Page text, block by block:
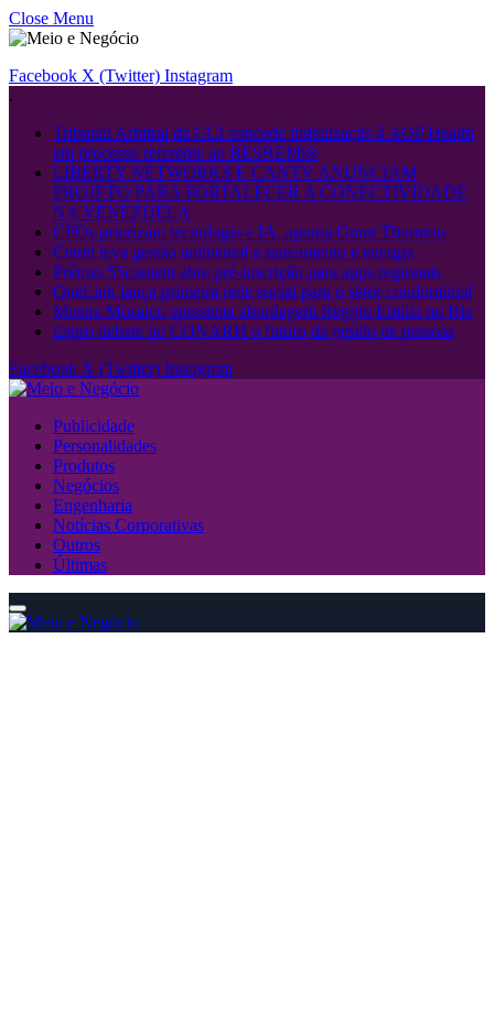
Close Menu
Facebook X (Twitter) Instagram
.
Tribunal Arbitral da CCI concede indenização à AOP Health
em processo referente ao BESREMi®
LIBERTY NETWORKS E CANTV ANUNCIAM
PROJETO PARA FORTALECER A CONECTIVIDADE
NA VENEZUELA
CFOs priorizam tecnologia e IA, aponta Grant Thornton
Cetrel leva gestão ambiental a saneamento e energia
Prêmio 55content abre pré-inscrição para apps regionais
OneLink lança primeira rede social para o setor condominial
Mostra Mosaico apresenta abordagem Reggio Emilia no Rio
Espro debate no CONARH o futuro da gestão de pessoas
Facebook X (Twitter) Instagram
Publicidade
Personalidades
Produtos
Negócios
Engenharia
Notícias Corporativas
Outros
Últimas